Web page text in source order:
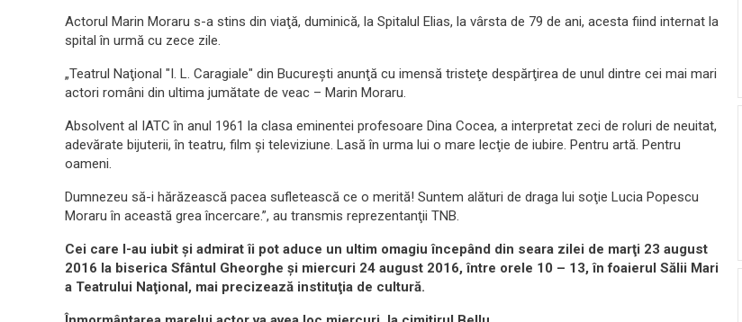
Actorul Marin Moraru s-a stins din viaţă, duminică, la Spitalul Elias, la vârsta de 79 de ani, acesta fiind internat la
spital în urmă cu zece zile.
„Teatrul Naţional "I. L. Caragiale" din Bucureşti anunţă cu imensă tristeţe despărţirea de unul dintre cei mai mari
actori români din ultima jumătate de veac – Marin Moraru.
Absolvent al IATC în anul 1961 la clasa eminentei profesoare Dina Cocea, a interpretat zeci de roluri de neuitat,
adevărate bijuterii, în teatru, film şi televiziune. Lasă în urma lui o mare lecţie de iubire. Pentru artă. Pentru
oameni.
Dumnezeu să-i hărăzească pacea sufletească ce o merită! Suntem alături de draga lui soţie Lucia Popescu
Moraru în această grea încercare.”, au transmis reprezentanţii TNB.
Cei care l-au iubit şi admirat îi pot aduce un ultim omagiu începând din seara zilei de marţi 23 august
2016 la biserica Sfântul Gheorghe şi miercuri 24 august 2016, între orele 10 – 13, în foaierul Sălii Mari
a Teatrului Naţional, mai precizează instituţia de cultură.